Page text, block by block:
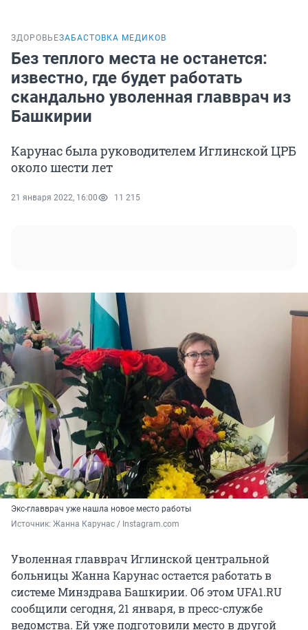
ЗДОРОВЬЕЗАБАСТОВКА МЕДИКОВ
Без теплого места не останется:
известно, где будет работать
скандально уволенная главврач из
Башкирии
Карунас была руководителем Иглинской ЦРБ
около шести лет
21 января 2022, 16:00 11 215
Экс-главврач уже нашла новое место работы
Источник: Жанна Карунас / Instagram.com
Уволенная главврач Иглинской центральной
больницы Жанна Карунас остается работать в
системе Минздрава Башкирии. Об этом UFA1.RU
сообщили сегодня, 21 января, в пресс-службе
ведомства. Ей уже подготовили место в другой